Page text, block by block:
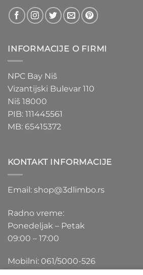
INFORMACIJE O FIRMI
NPC Bay Niš
Vizantijski Bulevar 110
Niš 18000
PIB: 111445561
MB: 65415372
KONTAKT INFORMACIJE
Email: shop@3dlimbo.rs
Radno vreme:
Ponedeljak – Petak
09:00 – 17:00
Mobilni: 061/5000-526